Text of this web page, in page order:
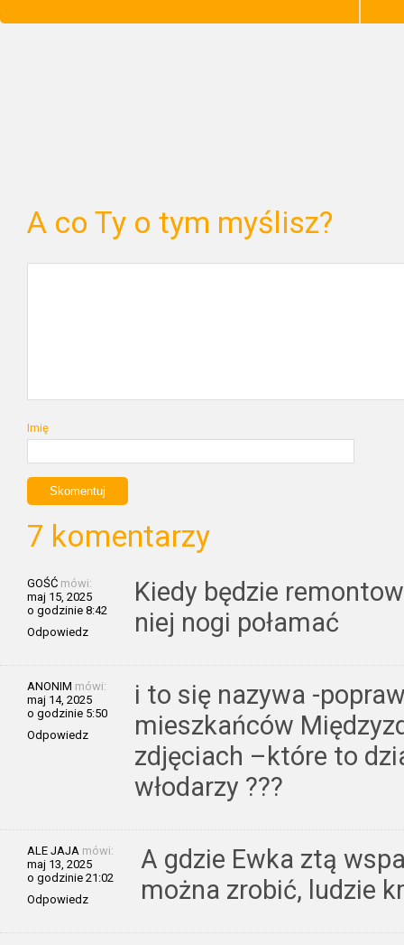
A co Ty o tym myślisz?
Imię
7 komentarzy
GOŚĆ mówi:
maj 15, 2025
o godzinie 8:42
Odpowiedz
Kiedy będzie
niej nogi połamać
ANONIM mówi:
maj 14, 2025
o godzinie 5:50
Odpowiedz
i to się nazywa -
mieszkańców
zdjęciach –które to
włodarzy ???
ALE JAJA mówi:
maj 13, 2025
o godzinie 21:02
Odpowiedz
A gdzie Ewka ztą
można zrobić, ludzie